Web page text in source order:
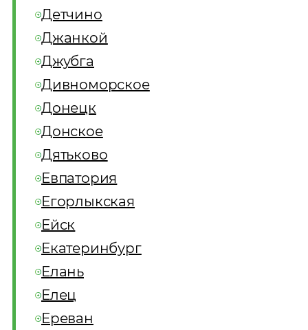
Детчино
Джанкой
Джубга
Дивноморское
Донецк
Донское
Дятьково
Евпатория
Егорлыкская
Ейск
Екатеринбург
Елань
Елец
Ереван